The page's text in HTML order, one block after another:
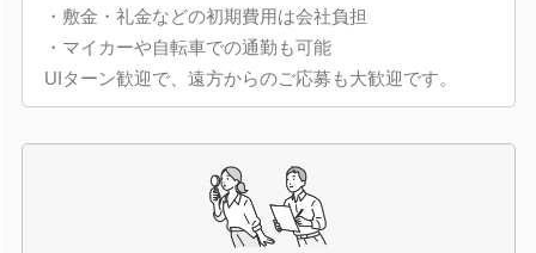
・敷金・礼金などの初期費用は会社負担
・マイカーや自転車での通勤も可能
UIターン歓迎で、遠方からのご応募も大歓迎です。